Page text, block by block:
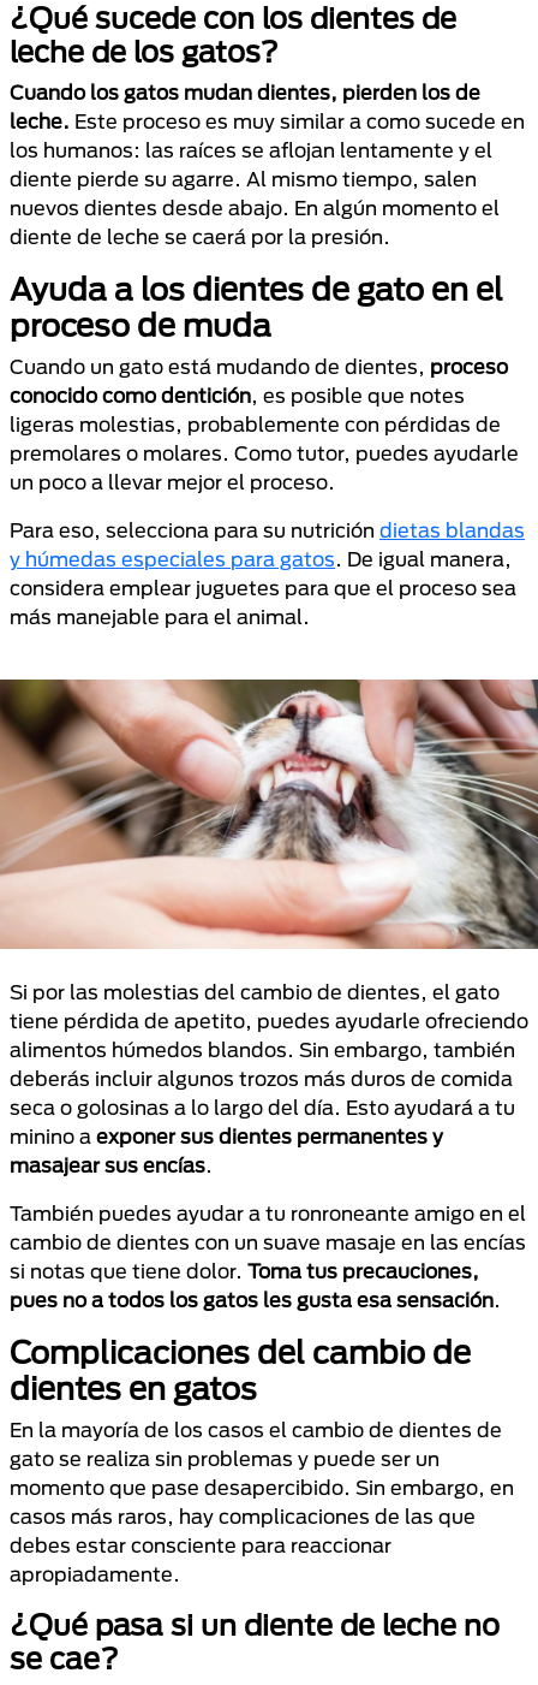
¿Qué sucede con los dientes de
leche de los gatos?
Cuando los gatos mudan dientes, pierden los de
leche. Este proceso es muy similar a como sucede en
los humanos: las raíces se aflojan lentamente y el
diente pierde su agarre. Al mismo tiempo, salen
nuevos dientes desde abajo. En algún momento el
diente de leche se caerá por la presión.
Ayuda a los dientes de gato en el
proceso de muda
Cuando un gato está mudando de dientes, proceso
conocido como dentición, es posible que notes
ligeras molestias, probablemente con pérdidas de
premolares o molares. Como tutor, puedes ayudarle
un poco a llevar mejor el proceso.
Para eso, selecciona para su nutrición dietas blandas
y húmedas especiales para gatos. De igual manera,
considera emplear juguetes para que el proceso sea
más manejable para el animal.
Si por las molestias del cambio de dientes, el gato
tiene pérdida de apetito, puedes ayudarle ofreciendo
alimentos húmedos blandos. Sin embargo, también
deberás incluir algunos trozos más duros de comida
seca o golosinas a lo largo del día. Esto ayudará a tu
minino a exponer sus dientes permanentes y
masajear sus encías.
También puedes ayudar a tu ronroneante amigo en el
cambio de dientes con un suave masaje en las encías
si notas que tiene dolor. Toma tus precauciones,
pues no a todos los gatos les gusta esa sensación.
Complicaciones del cambio de
dientes en gatos
En la mayoría de los casos el cambio de dientes de
gato se realiza sin problemas y puede ser un
momento que pase desapercibido. Sin embargo, en
casos más raros, hay complicaciones de las que
debes estar consciente para reaccionar
apropiadamente.
¿Qué pasa si un diente de leche no
se cae?